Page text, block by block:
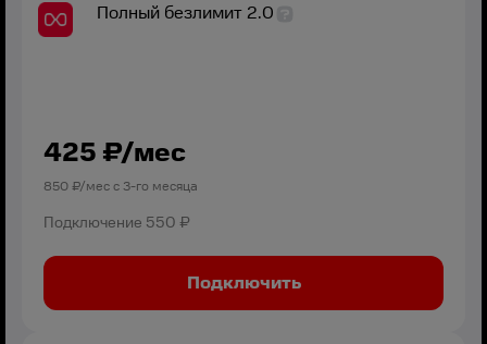
Полный безлимит 2.0
425 ₽/мес
850₽/мес с 3-го месяца
Подключение 550 ₽
Подключить